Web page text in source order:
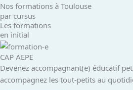
Nos formations à Toulouse
par cursus
Les formations
en initial
CAP AEPE
Devenez accompagnant(e) éducatif
accompagnez les tout-petits au